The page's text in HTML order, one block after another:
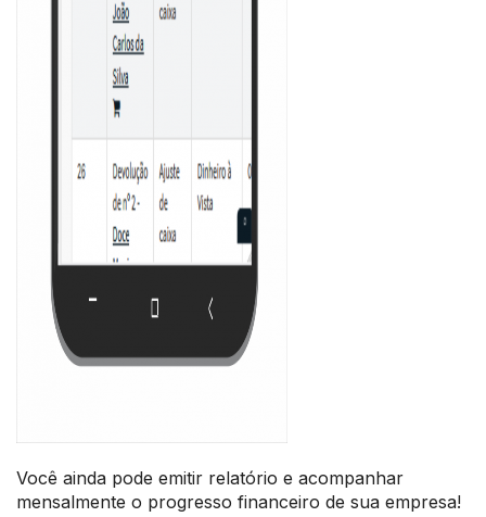
Você ainda pode emitir relatório e acompanhar
mensalmente o progresso financeiro de sua empresa!